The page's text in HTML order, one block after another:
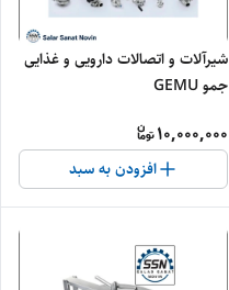
شیرآلات و اتصالات دارویی و غذایی
جمو GEMU
10,000,000
افزودن به سبد